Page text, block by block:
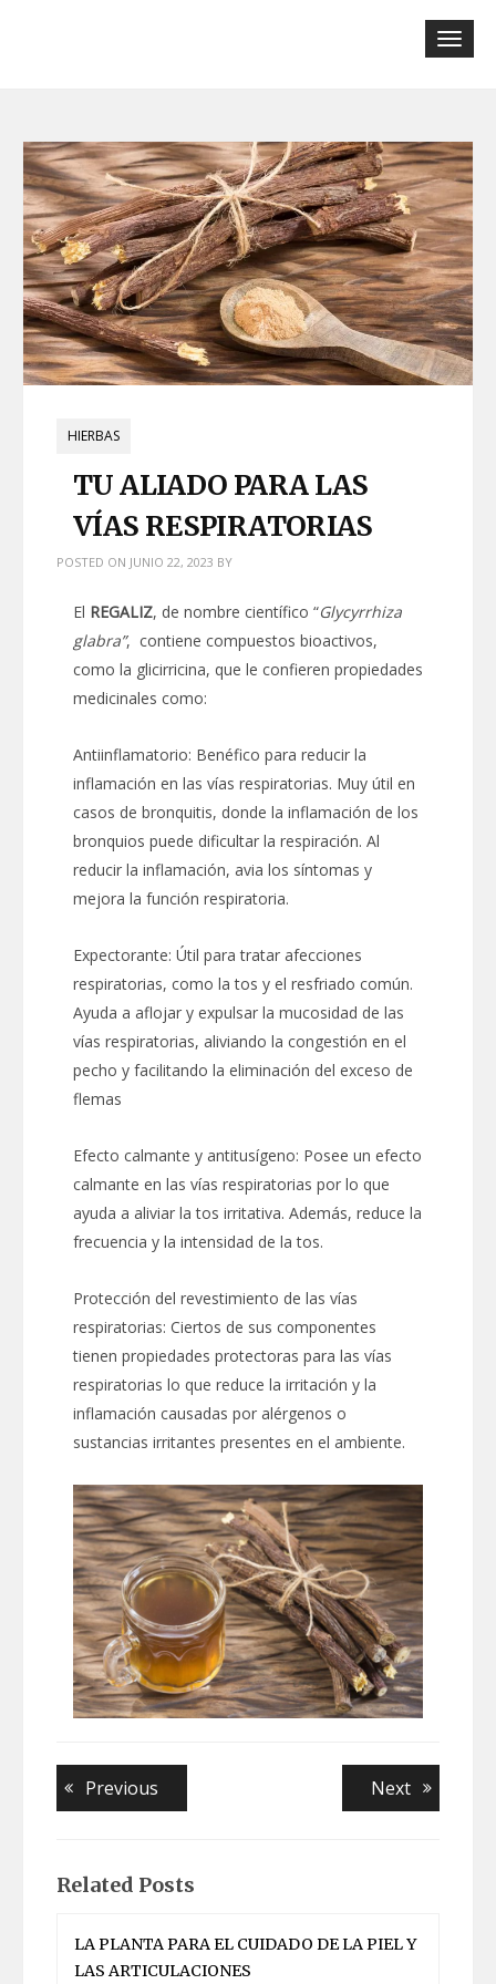
HIERBAS
TU ALIADO PARA LAS
VÍAS RESPIRATORIAS
POSTED ON JUNIO 22, 2023 BY
El REGALIZ, de nombre científico “Glycyrrhiza
glabra”, contiene compuestos bioactivos,
como la glicirricina, que le confieren propiedades
medicinales como:
Antiinflamatorio: Benéfico para reducir la
inflamación en las vías respiratorias. Muy útil en
casos de bronquitis, donde la inflamación de los
bronquios puede dificultar la respiración. Al
reducir la inflamación, avia los síntomas y
mejora la función respiratoria.
Expectorante: Útil para tratar afecciones
respiratorias, como la tos y el resfriado común.
Ayuda a aflojar y expulsar la mucosidad de las
vías respiratorias, aliviando la congestión en el
pecho y facilitando la eliminación del exceso de
flemas
Efecto calmante y antitusígeno: Posee un efecto
calmante en las vías respiratorias por lo que
ayuda a aliviar la tos irritativa. Además, reduce la
frecuencia y la intensidad de la tos.
Protección del revestimiento de las vías
respiratorias: Ciertos de sus componentes
tienen propiedades protectoras para las vías
respiratorias lo que reduce la irritación y la
inflamación causadas por alérgenos o
sustancias irritantes presentes en el ambiente.
Navegación
de
Previous
post:
NextNext
post:
Related Posts
LA PLANTA PARA EL CUIDADO DE LA PIEL Y
LAS ARTICULACIONES